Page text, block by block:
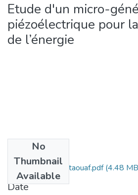
Etude d'un micro-
piézoélectrique pour
de l’énergie
No
Thumbnail
Available
Ms.Eln.Chirani+Betaouaf.pdf(4.48
Date